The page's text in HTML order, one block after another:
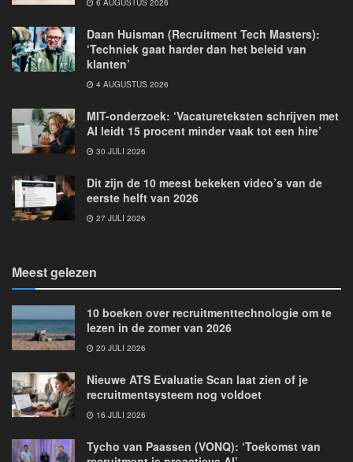
6 AUGUSTUS 2026
Daan Huisman (Recruitment Tech Masters):
‘Techniek gaat harder dan het beleid van
klanten’
4 AUGUSTUS 2026
MIT-onderzoek: ‘Vacatureteksten schrijven met
AI leidt 15 procent minder vaak tot een hire’
30 JULI 2026
Dit zijn de 10 meest bekeken video’s van de
eerste helft van 2026
27 JULI 2026
Meest gelezen
10 boeken over recruitmenttechnologie om te
lezen in de zomer van 2026
20 JULI 2026
Nieuwe ATS Evaluatie Scan laat zien of je
recruitmentsysteem nog voldoet
16 JULI 2026
Tycho van Paassen (VONQ): ‘Toekomst van